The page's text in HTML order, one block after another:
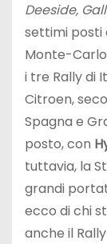
Deeside,
settimi posti
Monte-Carlo
i tre Rally di
Citroen,
Spagna e
posto, con
tuttavia, la
grandi
ecco di chi
anche il